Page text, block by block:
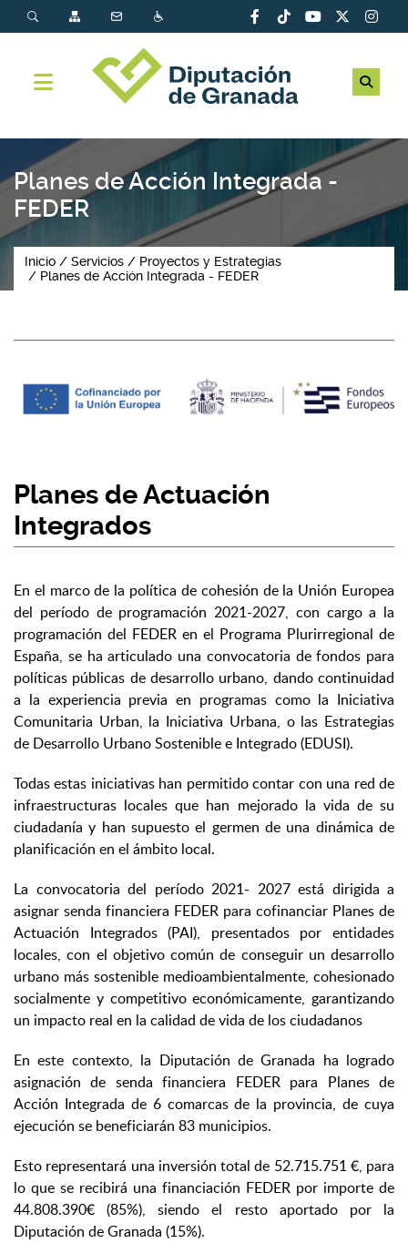
Planes de Acción Integrada -
FEDER
Inicio Servicios
Proyectos y Estrategias
Planes de Acción Integrada - FEDER
Planes de Actuación
Integrados
En el marco de la política de cohesión de la Unión Europea
del período de programación 2021-2027, con cargo a la
programación del FEDER en el Programa Plurirregional de
España, se ha articulado una convocatoria de fondos para
políticas públicas de desarrollo urbano, dando continuidad
a la experiencia previa en programas como la Iniciativa
Comunitaria Urban, la Iniciativa Urbana, o las Estrategias
de Desarrollo Urbano Sostenible e Integrado (EDUSI).
Todas estas iniciativas han permitido contar con una red de
infraestructuras locales que han mejorado la vida de su
ciudadanía y han supuesto el germen de una dinámica de
planificación en el ámbito local.
La convocatoria del período 2021- 2027 está dirigida a
asignar senda financiera FEDER para cofinanciar Planes de
Actuación Integrados (PAI), presentados por entidades
locales, con el objetivo común de conseguir un desarrollo
urbano más sostenible medioambientalmente, cohesionado
socialmente y competitivo económicamente, garantizando
un impacto real en la calidad de vida de los ciudadanos
En este contexto, la Diputación de Granada ha logrado
asignación de senda financiera FEDER para Planes de
Acción Integrada de 6 comarcas de la provincia, de cuya
ejecución se beneficiarán 83 municipios.
Esto representará una inversión total de 52.715.751 €, para
lo que se recibirá una financiación FEDER por importe de
44.808.390€ (85%), siendo el resto aportado por la
Diputación de Granada (15%).